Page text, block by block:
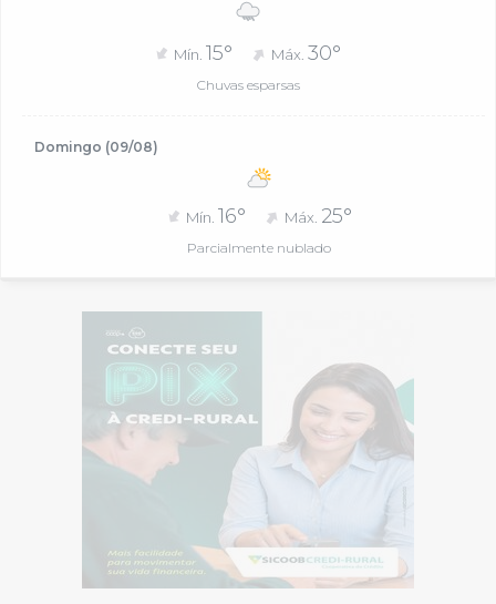
Mín. 15° Máx. 30°
Chuvas esparsas
Domingo (09/08)
Mín. 16° Máx. 25°
Parcialmente nublado